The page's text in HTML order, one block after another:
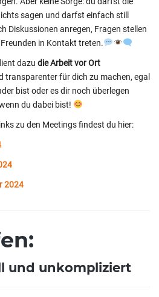
sagen und darfst einfach still
Diskussionen anregen, Fragen stellen
in Kontakt treten.
dazu die Arbeit vor Ort
transparenter für dich zu machen, egal
bist oder es dir noch überlegen
du dabei bist!
zu den Meetings findest du hier:
2024
und unkompliziert